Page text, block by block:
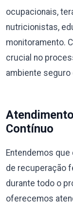
ocupacionais,
nutricionistas,
monitoramento.
crucial no
ambiente seguro
Contínuo
Entendemos
de recuperação
durante todo o
oferecemos